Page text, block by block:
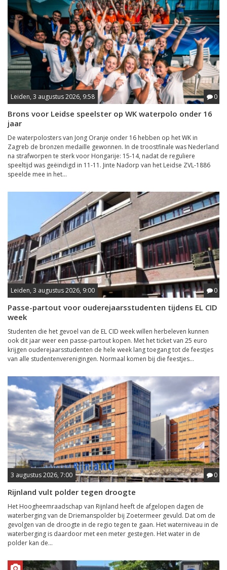
Leiden, 3 augustus 2026, 9:58 0
Brons voor Leidse speelster op WK waterpolo onder 16
jaar
De waterpolosters van Jong Oranje onder 16 hebben op het WK in
Zagreb de bronzen medaille gewonnen. In de troostfinale was Nederland
na strafworpen te sterk voor Hongarije: 15-14, nadat de reguliere
speeltijd was geëindigd in 11-11. Jinte Nadorp van het Leidse ZVL-1886
speelde mee in het...
Leiden, 3 augustus 2026, 9:00 0
Passe-partout voor ouderejaarsstudenten tijdens EL CID
week
Studenten die het gevoel van de EL CID week willen herbeleven kunnen
ook dit jaar weer een passe-partout kopen. Met het ticket van 25 euro
krijgen ouderejaarsstudenten de hele week lang toegang tot de feestjes
van alle studentenverenigingen. Normaal komen bij die feestjes...
3 augustus 2026, 7:00 0
Rijnland vult polder tegen droogte
Het Hoogheemraadschap van Rijnland heeft de afgelopen dagen de
waterberging van de Driemanspolder bij Zoetermeer gevuld. Dat om de
gevolgen van de droogte in de regio tegen te gaan. Het waterniveau in de
waterberging is daardoor met een meter gestegen. Het water in de
polder kan de...